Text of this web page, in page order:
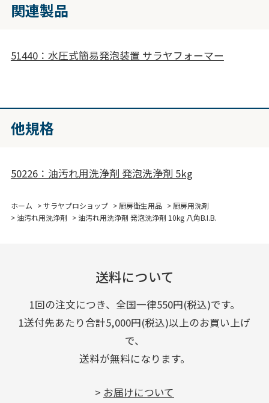
関連製品
51440：水圧式簡易発泡装置 サラヤフォーマー
他規格
50226：油汚れ用洗浄剤 発泡洗浄剤 5kg
ホーム >サラヤプロショップ > 厨房衛生用品 > 厨房用洗剤
>油汚れ用洗浄剤 >油汚れ用洗浄剤 発泡洗浄剤 10kg 八角B.I.B.
送料について
1回の注文につき、全国一律550円(税込)です。
1送付先あたり合計5,000円(税込)以上のお買い上げ
で、
送料が無料になります。
> お届けについて